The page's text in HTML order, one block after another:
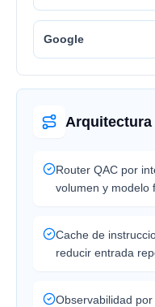
Google
Arquitectura
Router QAC por
volumen y modelo
Cache de
reducir entrada
Observabilidad